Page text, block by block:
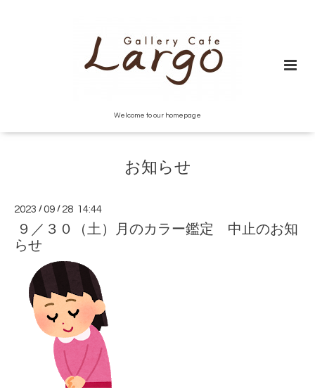
Welcome to our homepage
お知らせ
2023 /09 / 28 14:44
９／３０（土）月のカラー鑑定 中止のお知
らせ